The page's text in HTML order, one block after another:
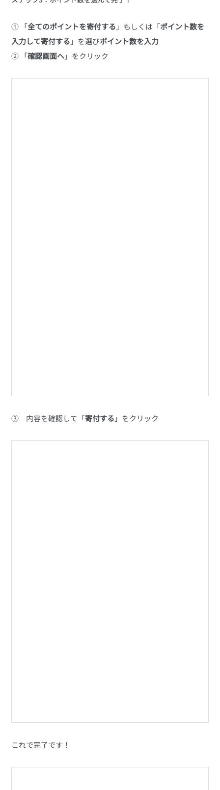
① 「全てのポイントを寄付する 」もしくは「ポイント数を
入力して寄付する 」を選びポイント数を入力
② 「確認画面へ」をクリック
③　内容を確認して「寄付する 」をクリック
これで完了です！